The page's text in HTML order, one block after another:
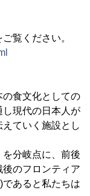
覧ください。
食文化としての
現代の日本人が
ていく施設とし
分岐点に、前後
のフロンティア
あると私たちは